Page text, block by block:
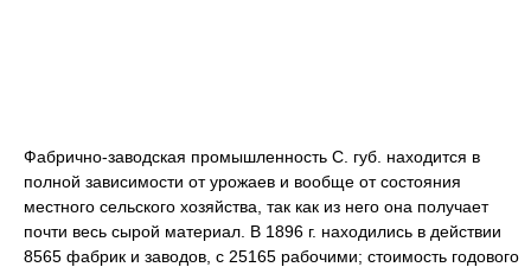
Фабрично-заводская промышленность С. губ. находится в
полной зависимости от урожаев и вообще от состояния
местного сельского хозяйства, так как из него она получает
почти весь сырой материал. В 1896 г. находились в действии
8565 фабрик и заводов, с 25165 рабочими; стоимость годового